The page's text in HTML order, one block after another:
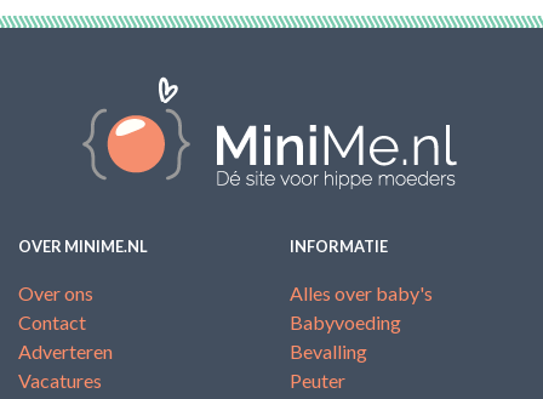
OVER MINIME.NL
Over ons
Contact
Adverteren
Vacatures
INFORMATIE
Alles over baby's
Babyvoeding
Bevalling
Peuter